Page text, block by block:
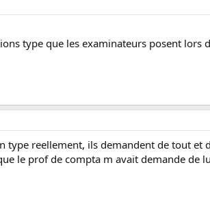
type que les examinateurs posent lors
type reellement, ils demandent de tout et
le prof de compta m avait demande de